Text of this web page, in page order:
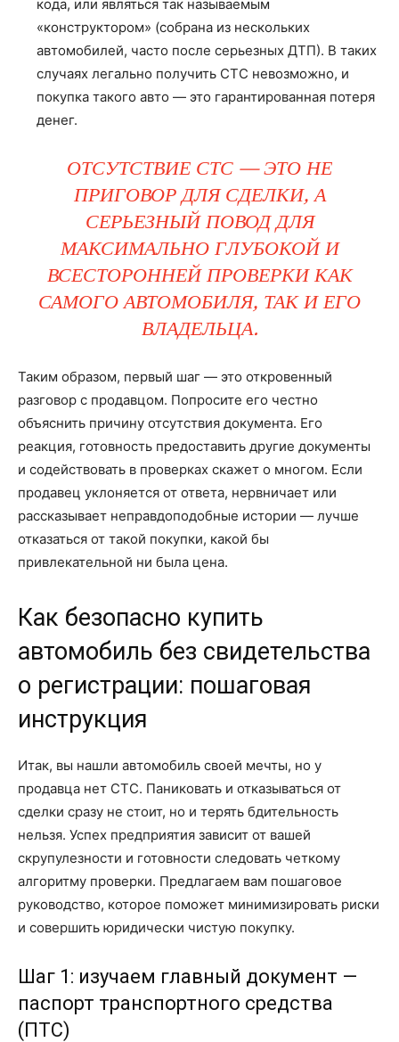
кода, или являться так называемым
«конструктором» (собрана из нескольких
автомобилей, часто после серьезных ДТП). В таких
случаях легально получить СТС невозможно, и
покупка такого авто — это гарантированная потеря
денег.
ОТСУТСТВИЕ СТС — ЭТО НЕ
ПРИГОВОР ДЛЯ СДЕЛКИ, А
СЕРЬЕЗНЫЙ ПОВОД ДЛЯ
МАКСИМАЛЬНО ГЛУБОКОЙ И
ВСЕСТОРОННЕЙ ПРОВЕРКИ КАК
САМОГО АВТОМОБИЛЯ, ТАК И ЕГО
ВЛАДЕЛЬЦА.
Таким образом, первый шаг — это откровенный
разговор с продавцом. Попросите его честно
объяснить причину отсутствия документа. Его
реакция, готовность предоставить другие документы
и содействовать в проверках скажет о многом. Если
продавец уклоняется от ответа, нервничает или
рассказывает неправдоподобные истории — лучше
отказаться от такой покупки, какой бы
привлекательной ни была цена.
Как безопасно купить
автомобиль без свидетельства
о регистрации: пошаговая
инструкция
Итак, вы нашли автомобиль своей мечты, но у
продавца нет СТС. Паниковать и отказываться от
сделки сразу не стоит, но и терять бдительность
нельзя. Успех предприятия зависит от вашей
скрупулезности и готовности следовать четкому
алгоритму проверки. Предлагаем вам пошаговое
руководство, которое поможет минимизировать риски
и совершить юридически чистую покупку.
Шаг 1: изучаем главный документ —
паспорт транспортного средства
(ПТС)